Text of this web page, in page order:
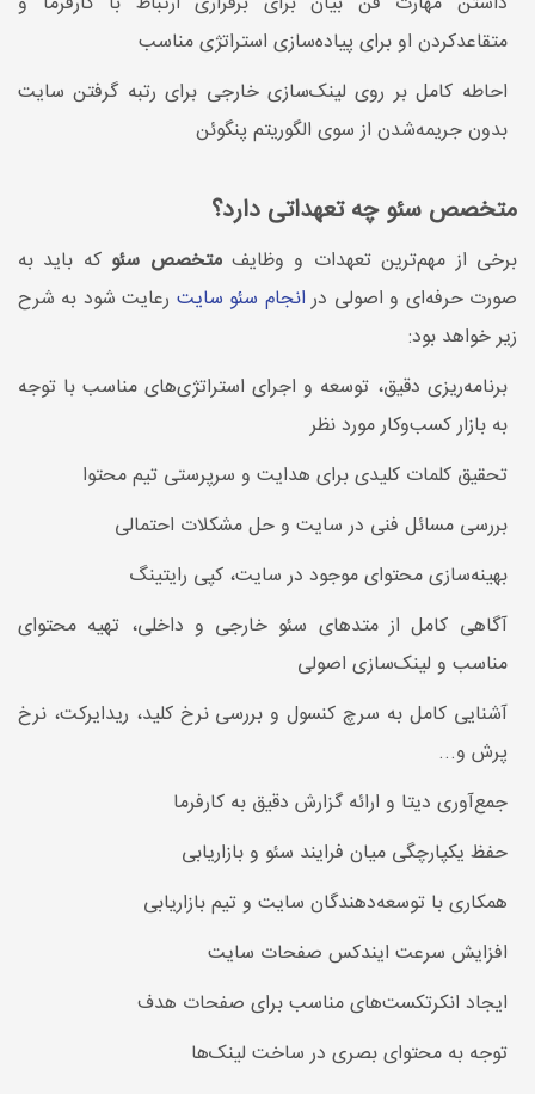
متقاعدکردن او برای پیاده‌سازی استراتژی مناسب
احاطه کامل بر روی لینک‌سازی خارجی برای رتبه گرفتن سایت
بدون جریمه‌شدن از سوی الگوریتم پنگوئن
متخصص سئو چه تعهداتی دارد؟
برخی از مهم‌ترین تعهدات و وظایفمتخصص سئو که باید به
صورت حرفه‌ای و اصولی درانجام سئو سایت رعایت شود به شرح
زیر خواهد بود:
برنامه‌ریزی دقیق، توسعه و اجرای استراتژی‌های مناسب با توجه
به بازار کسب‌وکار مورد نظر
تحقیق کلمات کلیدی برای هدایت و سرپرستی تیم محتوا
بررسی مسائل فنی در سایت و حل مشکلات احتمالی
بهینه‌سازی محتوای موجود در سایت، کپی رایتینگ
آگاهی کامل از متدهای سئو خارجی و داخلی، تهیه محتوای
مناسب و لینک‌سازی اصولی
آشنایی کامل به سرچ کنسول و بررسی نرخ کلید، ریدایرکت، نرخ
پرش و...
جمع‌آوری دیتا و ارائه گزارش دقیق به کارفرما
حفظ یکپارچگی میان فرایند سئو و بازاریابی
همکاری با توسعه‌دهندگان سایت و تیم بازاریابی
افزایش سرعت ایندکس صفحات سایت
ایجاد انکرتکست‌های مناسب برای صفحات هدف
توجه به محتوای بصری در ساخت لینک‌ها